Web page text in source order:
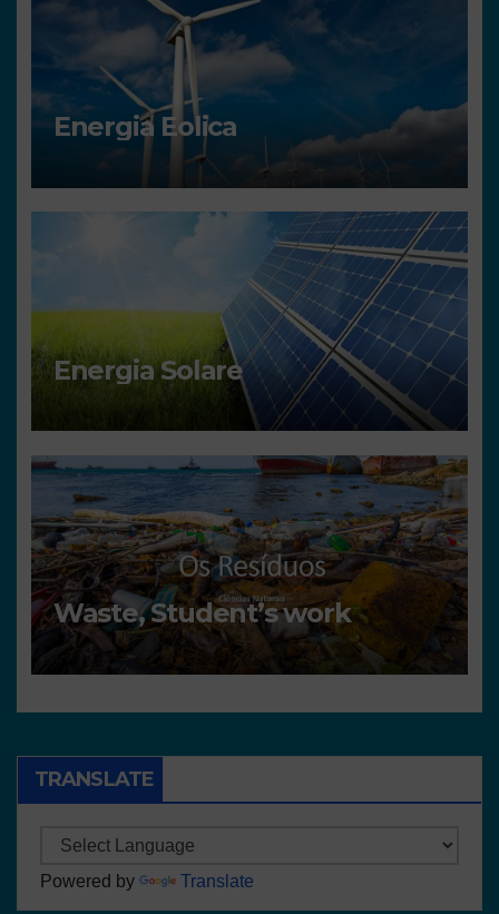
Energia Eolica
Energia Solare
Waste, Student’s work
TRANSLATE
Powered by Translate